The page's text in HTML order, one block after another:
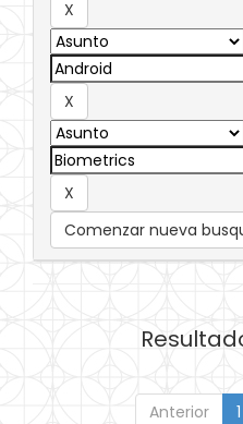
Comenzar nueva
Anterior 1